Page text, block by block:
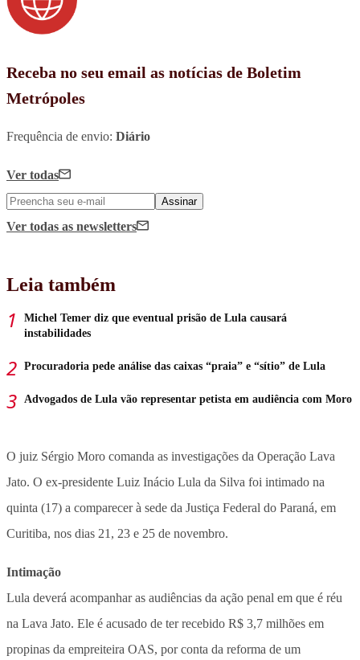
Receba no seu email as notícias de Boletim
Metrópoles
Frequência de envio: Diário
Ver todas
Assinar
Ver todas as newsletters
Leia também
Michel Temer diz que eventual prisão de Lula causará
instabilidades
Procuradoria pede análise das caixas “praia” e “sítio” de Lula
Advogados de Lula vão representar petista em audiência com Moro
O juiz Sérgio Moro comanda as investigações da Operação Lava
Jato. O ex-presidente Luiz Inácio Lula da Silva foi intimado na
quinta (17) a comparecer à sede da Justiça Federal do Paraná, em
Curitiba, nos dias 21, 23 e 25 de novembro.
Intimação
Lula deverá acompanhar as audiências da ação penal em que é réu
na Lava Jato. Ele é acusado de ter recebido R$ 3,7 milhões em
propinas da empreiteira OAS, por conta da reforma de um